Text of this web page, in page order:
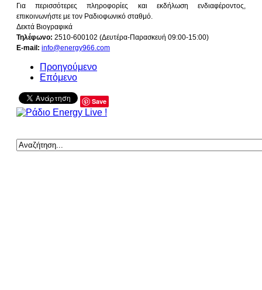
Για περισσότερες πληροφορίες και εκδήλωση ενδιαφέροντος,
επικοινωνήστε με τον Ραδιοφωνικό σταθμό.
Δεκτά Βιογραφικά
Τηλέφωνο: 2510-600102 (Δευτέρα-Παρασκευή 09:00-15:00)
E-mail: info@energy966.com
Προηγούμενο
Επόμενο
Save